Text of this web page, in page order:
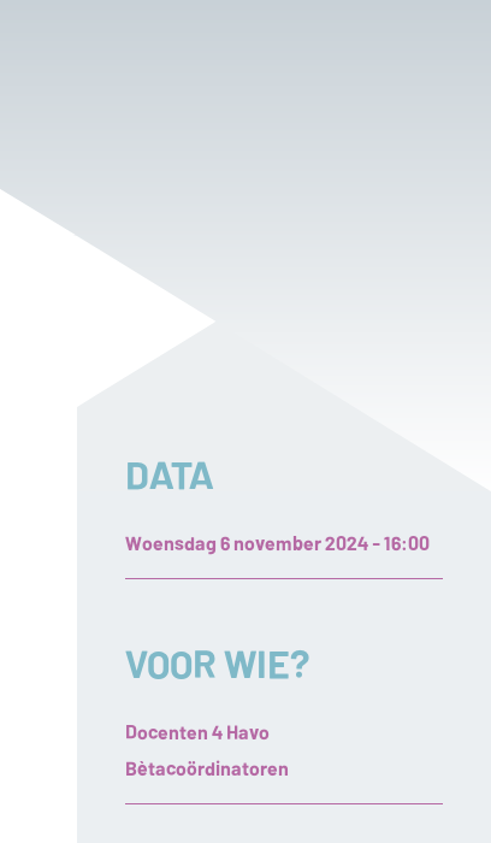
DATA
Woensdag 6 november 2024 - 16:00
VOOR WIE?
Docenten 4 Havo
Bètacoördinatoren